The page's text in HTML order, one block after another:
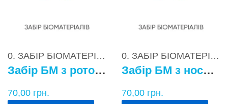
0. ЗАБІР БІОМАТЕРІАЛІВ
Забір БМ з ротоглотки
70,00 грн.
0. ЗАБІР БІОМАТЕРІАЛІВ
Забір БМ з носоглотки
70,00 грн.